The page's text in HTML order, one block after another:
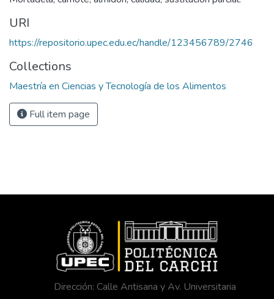
URI
https://repositorio.upec.edu.ec/handle/123456789/2746
Collections
Maestría en Ciencias y Tecnología de los Alimentos
Full item page
Dirección: Calle Antisana y Av. Universitaria